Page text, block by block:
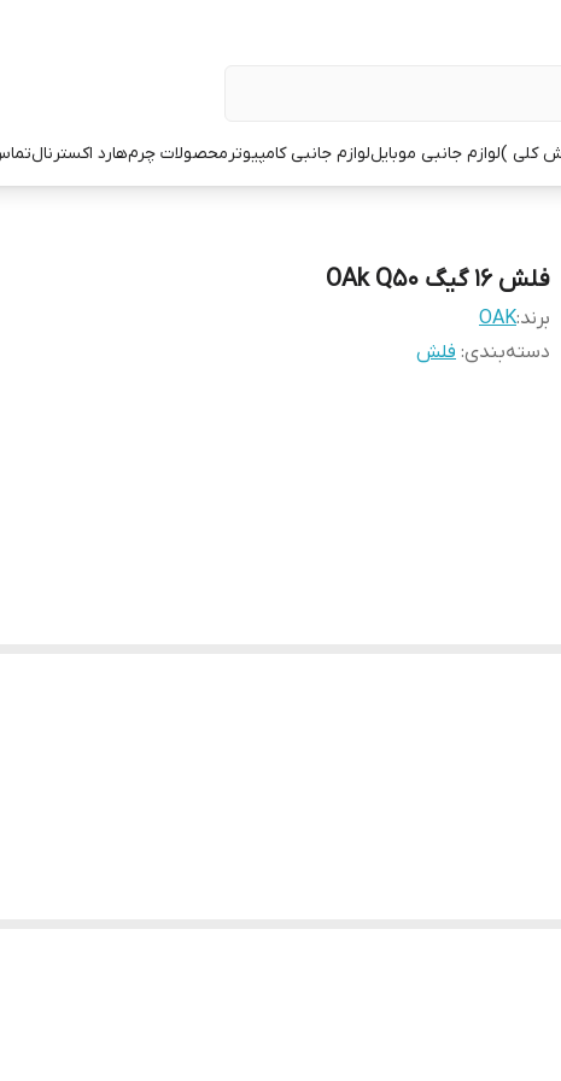
کلی )لوازم جانبی موبایللوازم جانبی کامپیوترمحصولات چرمهارد اکسترنال
فلش 16 گیگ OAk Q50
برند:OAK
دسته‌بندی: فلش